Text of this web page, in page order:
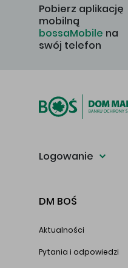
Pobierz aplikację
mobilną
bossaMobile na
swój telefon
Logowanie
DM BOŚ
Aktualności
Pytania i odpowiedzi